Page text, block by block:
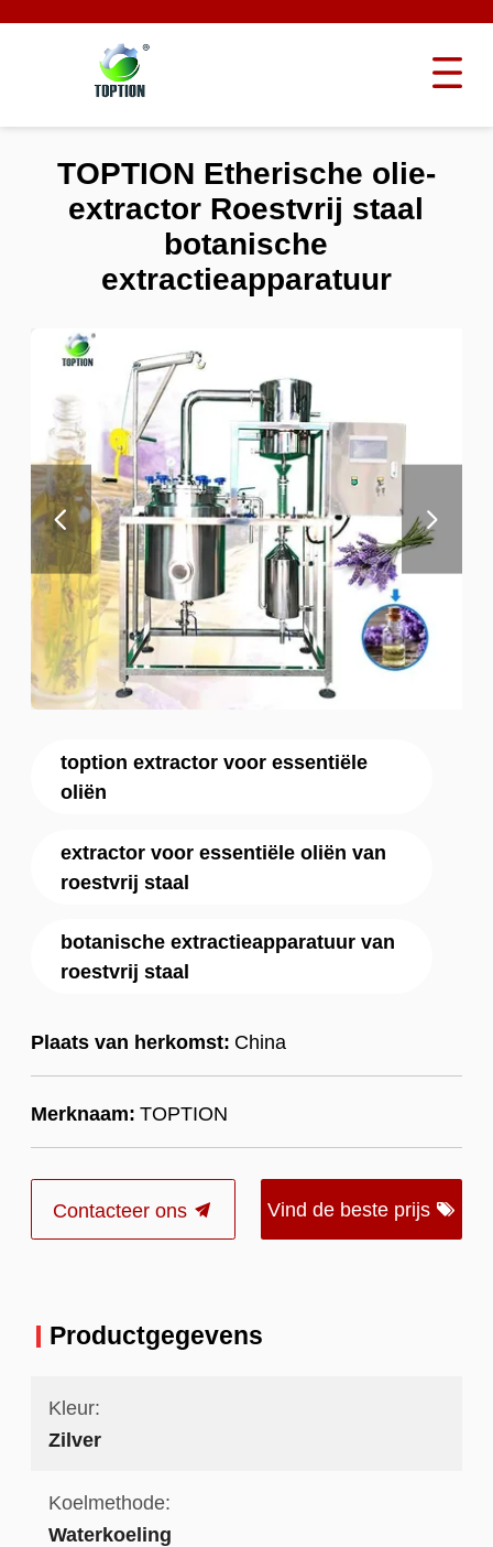
toption extractor voor essentiële
oliën
extractor voor essentiële oliën van
roestvrij staal
botanische extractieapparatuur van
roestvrij staal
Plaats van herkomst: China
Merknaam: TOPTION
Contacteer ons Vind de beste prijs
TOPTION Etherische olie-
extractor Roestvrij staal
botanische
extractieapparatuur
Productgegevens
Kleur:
Zilver
Koelmethode:
Waterkoeling